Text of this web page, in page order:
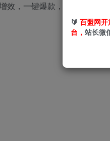
🔰 百盟网
台， 站长微